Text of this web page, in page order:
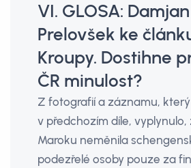
VI. GLOSA: Damjan
Prelovšek ke
Kroupy. Dostihne
ČR minulost?
Z fotografií a záznamu, který
v předchozím díle, vyplynulo,
Maroku neměnila
podezřelé osoby pouze za